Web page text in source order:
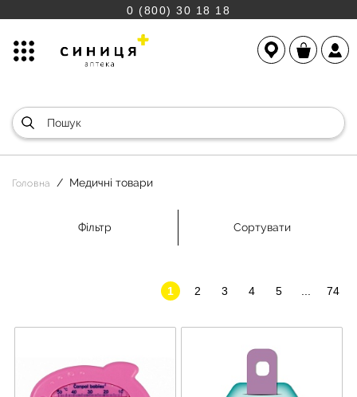
0 (800) 30 18 18
Головна Медичні товари
Фільтр Сортувати
1 2 3 4 5 74